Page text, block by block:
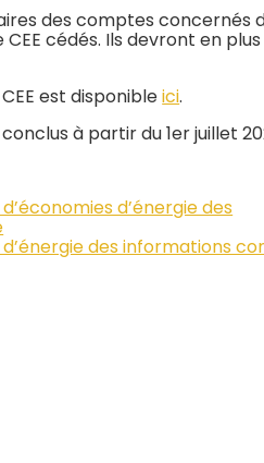
des comptes concernés
cédés. Ils devront en
est disponibleici.
à partir du 1er juillet
d’énergie des
des informations